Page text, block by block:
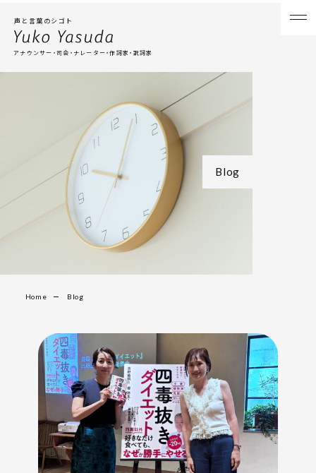
声と言葉のシゴト
アナウンサー・司会・ナレーター・作詞家・訳詞家
Blog
Home Blog